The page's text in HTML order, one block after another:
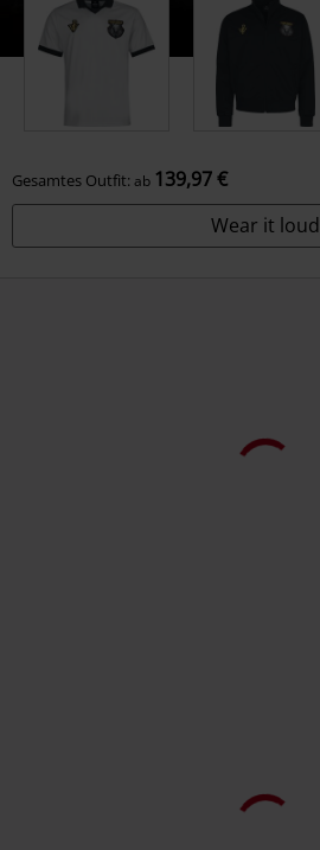
Gesamtes Outfit: ab 139,97 €
Wear it loud